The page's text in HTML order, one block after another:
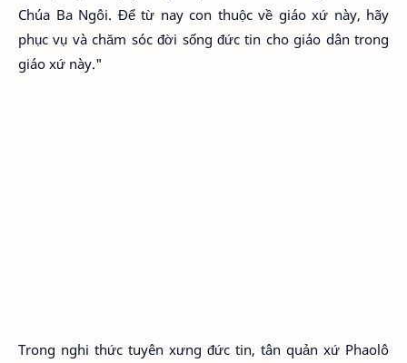
Chúa Ba Ngôi. Để từ nay con thuộc về giáo xứ này, hãy
phục vụ và chăm sóc đời sống đức tin cho giáo dân trong
giáo xứ này."
Trong nghi thức tuyên xưng đức tin, tân quản xứ Phaolô